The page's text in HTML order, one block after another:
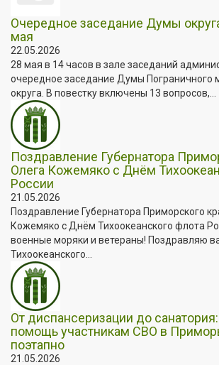
Очередное заседание Думы
мая
22.05.2026
28 мая в 14 часов в зале заседаний
очередное заседание Думы Пограничного
округа. В повестку включены 13 вопросов,...
Поздравление Губернатора
Олега Кожемяко с Днём
России
21.05.2026
Поздравление Губернатора Приморского
Кожемяко с Днём Тихоокеанского флота
военные моряки и ветераны! Поздравляю
Тихоокеанского...
От диспансеризации до
помощь участникам СВО в
поэтапно
21.05.2026